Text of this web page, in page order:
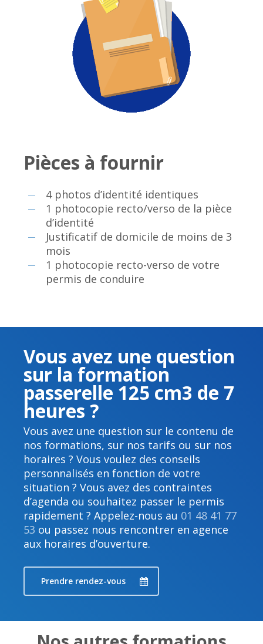
Pièces à fournir
4 photos d’identité identiques
1 photocopie recto/verso de la pièce
d’identité
Justificatif de domicile de moins de 3
mois
1 photocopie recto-verso de votre
permis de conduire
Vous avez une question
sur la formation
passerelle 125 cm3 de 7
heures ?
Vous avez une question sur le contenu de
nos formations, sur nos tarifs ou sur nos
horaires ? Vous voulez des conseils
personnalisés en fonction de votre
situation ? Vous avez des contraintes
d’agenda ou souhaitez passer le permis
rapidement ? Appelez-nous au 01 48 41 77
53 ou passez nous rencontrer en agence
aux horaires d’ouverture.
Prendre rendez-vous